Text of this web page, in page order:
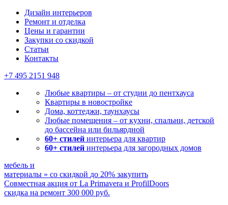
Дизайн интерьеров
Ремонт и отделка
Цены и гарантии
Закупки со скидкой
Статьи
Контакты
+7 495 2151 948
Любые квартиры – от студии до пентхауса
Квартиры в новостройке
Дома, коттеджи, таунхаусы
Любые помещения – от кухни, спальни, детской
до бассейна или бильярдной
60+ стилей интерьера для квартир
60+ стилей интерьера для загородных домов
мебель и
материалы » со скидкой до 20% закупить
Совместная акция от La Primavera и ProfilDoors
скидка на ремонт 300 000 руб.